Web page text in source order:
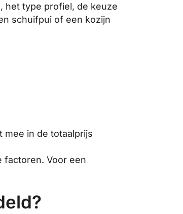
het type profiel, de keuze
schuifpui of een kozijn
in de totaalprijs
factoren. Voor een